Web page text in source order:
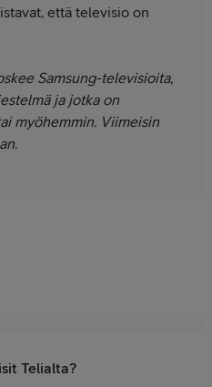
että televisio on
Samsung-televisioita,
ja jotka on
myöhemmin. Viimeisin
Telialta?